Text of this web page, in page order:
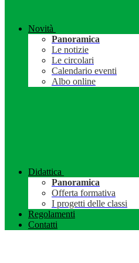
Novità
Panoramica
Le notizie
Le circolari
Calendario eventi
Albo online
Didattica
Panoramica
Offerta formativa
I progetti delle classi
Regolamenti
Contatti